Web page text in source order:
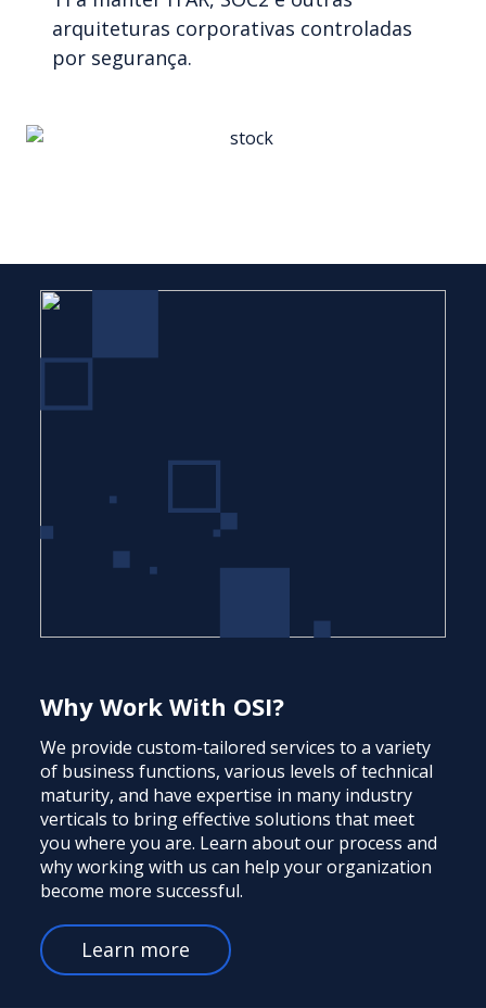
arquiteturas corporativas controladas
por segurança.
Why Work With OSI?
We provide custom-tailored services to a variety
of business functions, various levels of technical
maturity, and have expertise in many industry
verticals to bring effective solutions that meet
you where you are. Learn about our process and
why working with us can help your organization
become more successful.
Learn more